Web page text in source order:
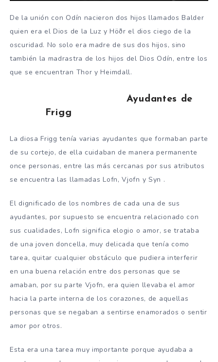
De la unión con Odín nacieron dos hijos llamados Balder
quien era el Dios de la Luz y Höðr el dios ciego de la
oscuridad. No solo era madre de sus dos hijos, sino
también la madrastra de los hijos del Dios Odín, entre los
que se encuentran Thor y Heimdall.
Ayudantes de
Frigg
La diosa Frigg tenía varias ayudantes que formaban parte
de su cortejo, de ella cuidaban de manera permanente
once personas, entre las más cercanas por sus atributos
se encuentra las llamadas Lofn, Vjofn y Syn .
El dignificado de los nombres de cada una de sus
ayudantes, por supuesto se encuentra relacionado con
sus cualidades, Lofn significa elogio o amor, se trataba
de una joven doncella, muy delicada que tenía como
tarea, quitar cualquier obstáculo que pudiera interferir
en una buena relación entre dos personas que se
amaban, por su parte Vjofn, era quien llevaba el amor
hacia la parte interna de los corazones, de aquellas
personas que se negaban a sentirse enamorados o sentir
amor por otros.
Esta era una tarea muy importante porque ayudaba a